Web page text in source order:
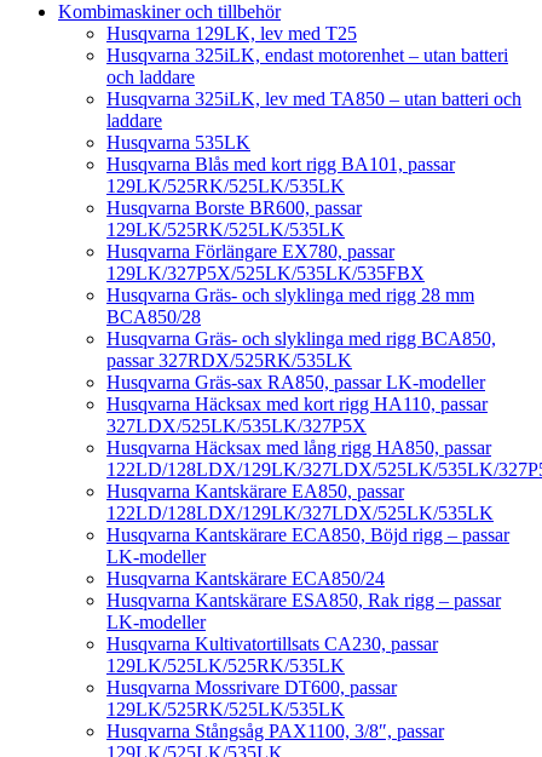
Kombimaskiner och tillbehör
Husqvarna 129LK, lev med T25
Husqvarna 325iLK, endast motorenhet – utan batteri
och laddare
Husqvarna 325iLK, lev med TA850 – utan batteri och
laddare
Husqvarna 535LK
Husqvarna Blås med kort rigg BA101, passar
129LK/525RK/525LK/535LK
Husqvarna Borste BR600, passar
129LK/525RK/525LK/535LK
Husqvarna Förlängare EX780, passar
129LK/327P5X/525LK/535LK/535FBX
Husqvarna Gräs- och slyklinga med rigg 28 mm
BCA850/28
Husqvarna Gräs- och slyklinga med rigg BCA850,
passar 327RDX/525RK/535LK
Husqvarna Gräs-sax RA850, passar LK-modeller
Husqvarna Häcksax med kort rigg HA110, passar
327LDX/525LK/535LK/327P5X
Husqvarna Häcksax med lång rigg HA850, passar
122LD/128LDX/129LK/327LDX/525LK/535LK/
Husqvarna Kantskärare EA850, passar
122LD/128LDX/129LK/327LDX/525LK/535LK
Husqvarna Kantskärare ECA850, Böjd rigg – passar
LK-modeller
Husqvarna Kantskärare ECA850/24
Husqvarna Kantskärare ESA850, Rak rigg – passar
LK-modeller
Husqvarna Kultivatortillsats CA230, passar
129LK/525LK/525RK/535LK
Husqvarna Mossrivare DT600, passar
129LK/525RK/525LK/535LK
Husqvarna Stångsåg PAX1100, 3/8″, passar
129LK/525LK/535LK